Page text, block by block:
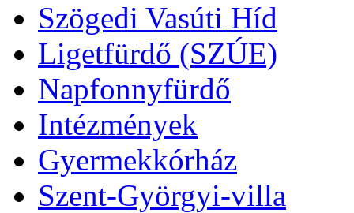
Szögedi Vasúti Híd
Ligetfürdő (SZÚE)
Napfonnyfürdő
Intézmények
Gyermekkórház
Szent-Györgyi-villa